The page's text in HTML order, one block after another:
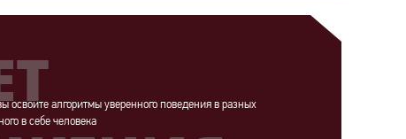
освоите алгоритмы уверенного поведения в разных
в себе человека